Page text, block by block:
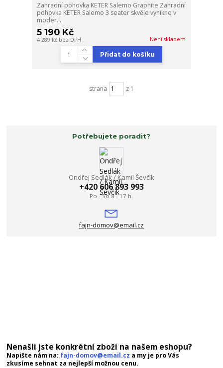
Zahradní pohovka KETER Salemo Graphite Zahradní
pohovka KETER Salemo 3 seater skvěle vynikne v
moder...
5 190 Kč
4 289 Kč bez DPH Není skladem
Přidat do košíku
strana z 1
Potřebujete poradit?
Ondřej Sedlák / Kamil Ševčík
+420 606 893 993
Po - So 8 - 17 h.
fajn-domov@email.cz
Nenašli jste konkrétní zboží na našem eshopu?
Napište nám na: fajn-domov@email.cz a my je pro Vás
zkusíme sehnat za nejlepší možnou cenu.